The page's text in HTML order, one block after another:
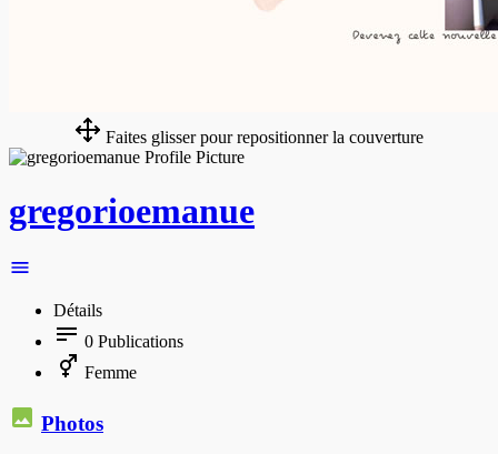
Faites glisser pour repositionner la couverture
gregorioemanue
Détails
0 Publications
Femme
Photos